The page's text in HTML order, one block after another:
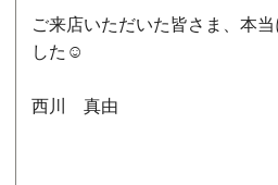
ご来店いただいた皆さま、本
した☺️
西川 真由